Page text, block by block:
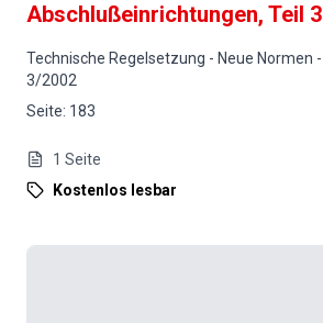
Abschlußeinrichtungen, Teil 3
Technische Regelsetzung - Neue Normen -
3/2002
Seite: 183
1 Seite
Kostenlos lesbar